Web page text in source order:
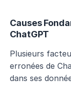
Causes
ChatGPT
Plusieurs
erronées de
dans ses